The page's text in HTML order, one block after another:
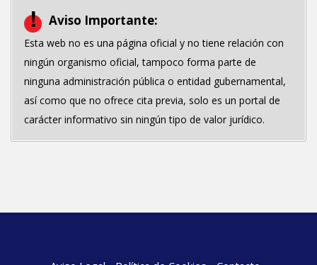
Aviso Importante:
Esta web no es una página oficial y no tiene relación con
ningún organismo oficial, tampoco forma parte de
ninguna administración pública o entidad gubernamental,
así como que no ofrece cita previa, solo es un portal de
carácter informativo sin ningún tipo de valor jurídico.